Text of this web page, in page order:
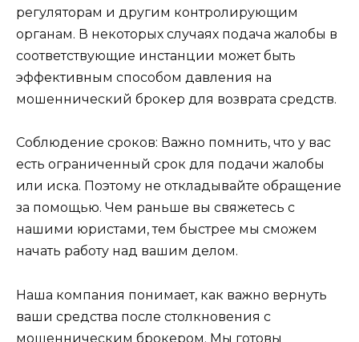
регуляторам и другим контролирующим
органам. В некоторых случаях подача жалобы в
соответствующие инстанции может быть
эффективным способом давления на
мошеннический брокер для возврата средств.
Соблюдение сроков: Важно помнить, что у вас
есть ограниченный срок для подачи жалобы
или иска. Поэтому не откладывайте обращение
за помощью. Чем раньше вы свяжетесь с
нашими юристами, тем быстрее мы сможем
начать работу над вашим делом.
Наша компания понимает, как важно вернуть
ваши средства после столкновения с
мошенническим брокером. Мы готовы